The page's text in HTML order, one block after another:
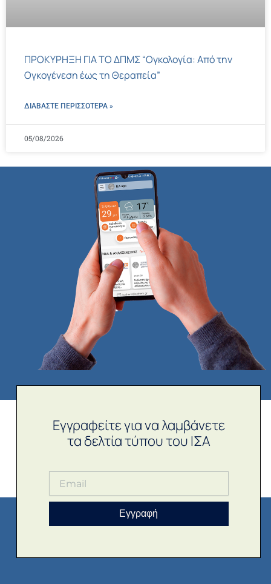
ΠΡΟΚΥΡΗΞΗ ΓΙΑ ΤΟ ΔΠΜΣ “Ογκολογία: Από την
Ογκογένεση έως τη Θεραπεία”
ΔΙΑΒΑΣΤΕ ΠΕΡΙΣΣΌΤΕΡΑ »
05/08/2026
Εγγραφείτε για να λαμβάνετε
τα δελτία τύπου του ΙΣΑ
Εγγραφή